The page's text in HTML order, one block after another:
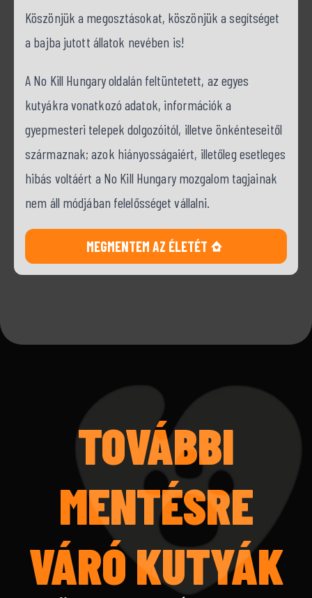
Köszönjük a megosztásokat, köszönjük a segítséget
a bajba jutott állatok nevében is!
A No Kill Hungary oldalán feltüntetett, az egyes
kutyákra vonatkozó adatok, információk a
gyepmesteri telepek dolgozóitól, illetve önkénteseitől
származnak; azok hiányosságaiért, illetőleg esetleges
hibás voltáért a No Kill Hungary mozgalom tagjainak
nem áll módjában felelősséget vállalni.
MEGMENTEM AZ ÉLETÉT
TOVÁBBI
MENTÉSRE
VÁRÓ KUTYÁK